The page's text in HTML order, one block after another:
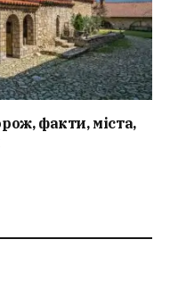
факти, міста,